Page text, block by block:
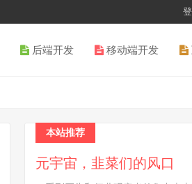
后端开发 移动端开发
本站推荐
元宇宙，韭菜们的风口